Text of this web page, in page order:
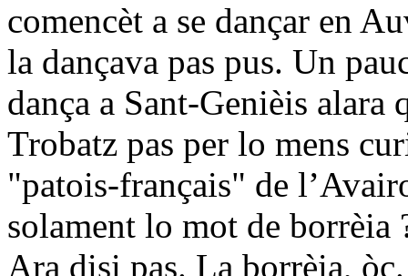
comencèt a se dançar en
la dançava pas pus. Un
dança a Sant-Genièis alara
Trobatz pas per lo mens
"patois-français" de
solament lo mot de borrèia
Ara disi pas. La borrèia,